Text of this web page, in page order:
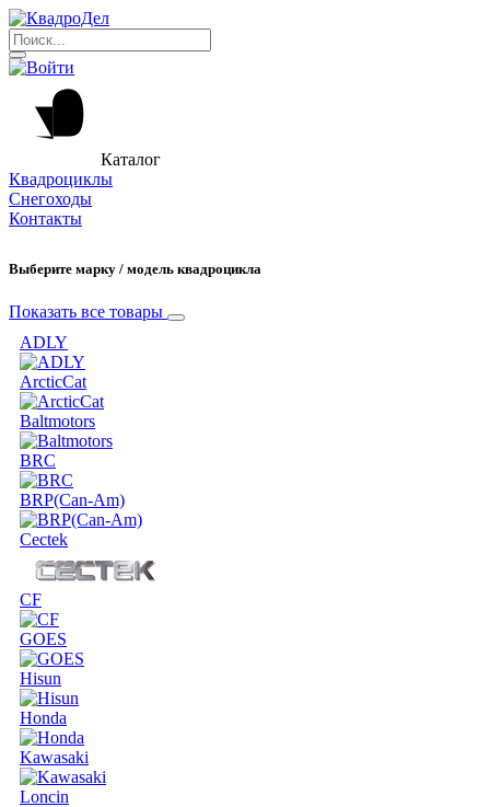
Каталог
Квадроциклы
Снегоходы
Контакты
Выберите марку / модель квадроцикла
Показать все товары
ADLY
ArcticCat
Baltmotors
BRC
BRP(Can-Am)
Cectek
CF
GOES
Hisun
Honda
Kawasaki
Loncin